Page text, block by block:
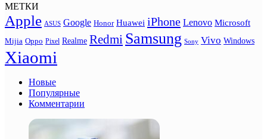
МЕТКИ
Apple ASUS Google Honor Huawei iPhone Lenovo Microsoft
Mijia Oppo Pixel Realme Redmi Samsung Sony Vivo Windows
Xiaomi
Новые
Популярные
Комментарии